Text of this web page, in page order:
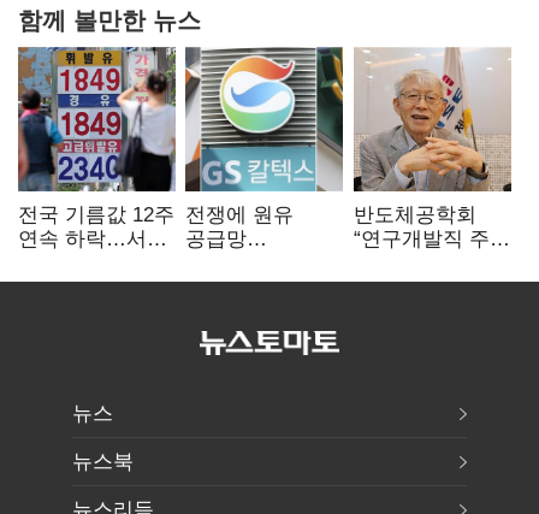
함께 볼만한 뉴스
전국 기름값 12주
연속 하락…서울
전쟁에 원유
공급망
정유, 에너지안보
반도체공학회
“연구개발직 주
개선해야”
뉴스
뉴스북